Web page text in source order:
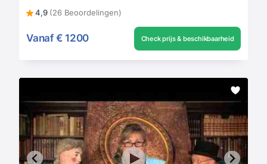
4,9 (26 Beoordelingen)
Vanaf € 1200 Check prijs & beschikbaarheid